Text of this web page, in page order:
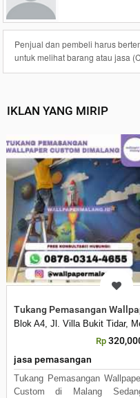
Penjual dan pembeli harus
untuk melihat barang atau jasa
IKLAN YANG MIRIP
Tukang Pemasangan
Blok A4, Jl. Villa Bukit Tidar,
Rp
jasa pemasangan
Tukang Pemasangan
Custom di Malang